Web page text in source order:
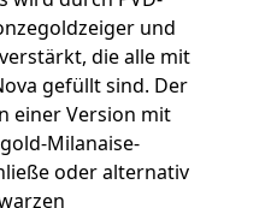
und
die alle mit
gefüllt sind. Der
einer Version mit
Milanaise-
oder alternativ